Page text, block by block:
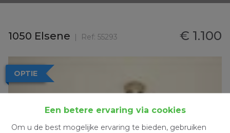
Een betere ervaring via cookies
Om u de best mogelijke ervaring te bieden, gebruiken
1050 Elsene Ref: 55293 € 1.100
OPTIE